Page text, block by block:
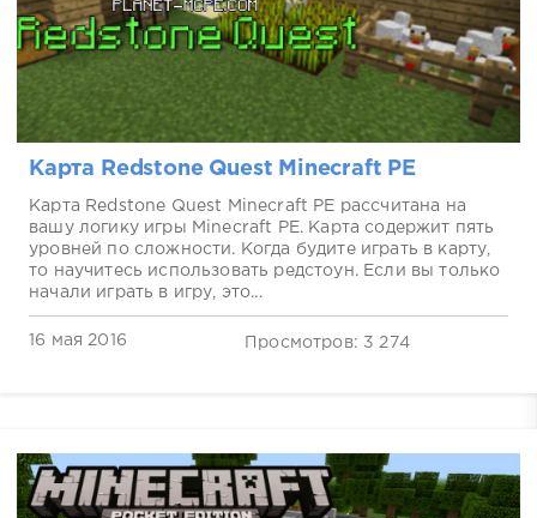
Карта Redstone Quest Minecraft PE
Карта Redstone Quest Minecraft PE рассчитана на
вашу логику игры Minecraft PE. Карта содержит пять
уровней по сложности. Когда будите играть в карту,
то научитесь использовать редстоун. Если вы только
начали играть в игру, это...
16 мая 2016 Просмотров: 3 274